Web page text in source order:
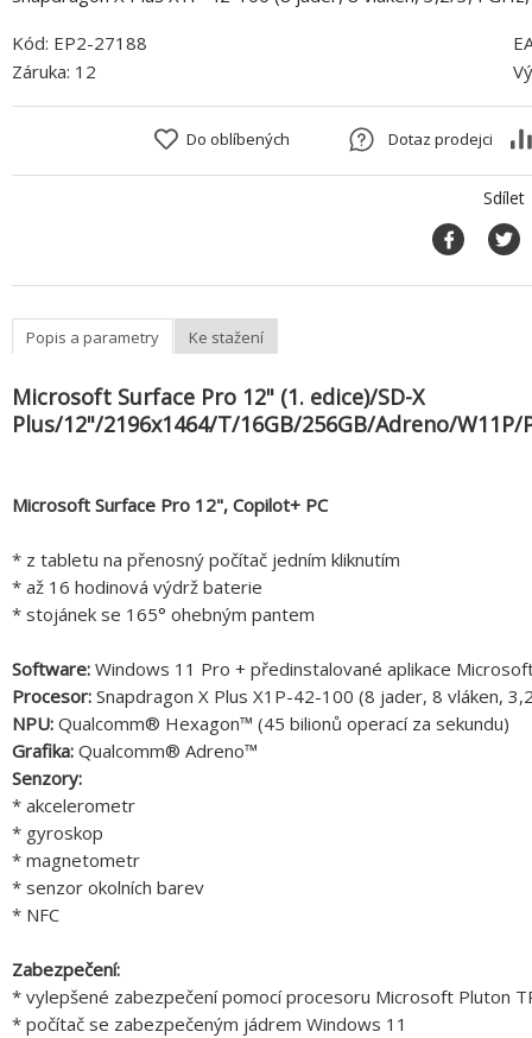
Kód: EP2-27188
Záruka: 12
Do oblíbených Dotaz prodejci
Sdílet
Popis a parametry Ke stažení
Microsoft Surface Pro 12" (1. edice)/SD-X
Plus/12"/2196x1464/T/16GB/256GB/Adreno/
Microsoft Surface Pro 12", Copilot+ PC
* z tabletu na přenosný počítač jedním kliknutím
* až 16 hodinová výdrž baterie
* stojánek se 165° ohebným pantem
Software: Windows 11 Pro + předinstalované aplikace
Procesor: Snapdragon X Plus X1P-42-100 (8 jader, 8 vláken,
NPU: Qualcomm® Hexagon™ (45 bilionů operací za sekundu)
Grafika: Qualcomm® Adreno™
Senzory:
* akcelerometr
* gyroskop
* magnetometr
* senzor okolních barev
* NFC
Zabezpečení:
* vylepšené zabezpečení pomocí procesoru Microsoft Pluton
* počítač se zabezpečeným jádrem Windows 11